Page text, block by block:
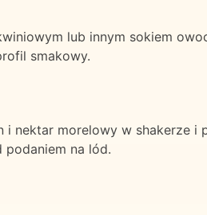
lub innym sokiem
smakowy.
nektar morelowy w shakerze i
na lód.